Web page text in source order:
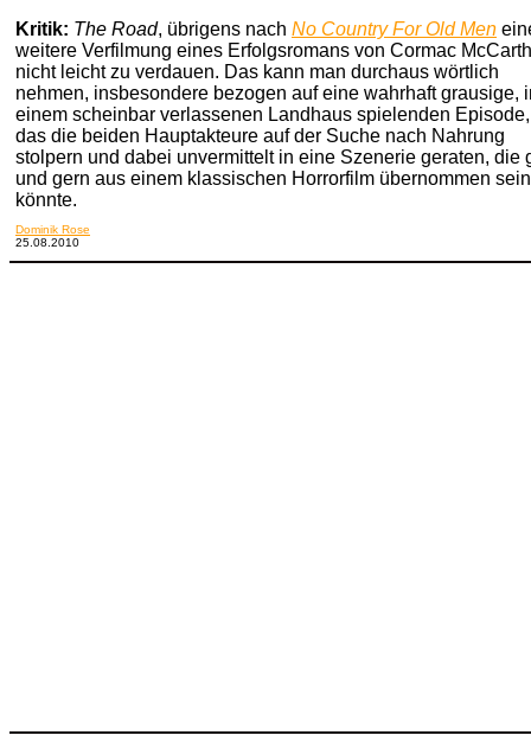
Kritik: The Road, übrigens nach No Country For Old Men
weitere Verfilmung eines Erfolgsromans von Cormac
nicht leicht zu verdauen. Das kann man durchaus wörtlich
nehmen, insbesondere bezogen auf eine wahrhaft grausige,
einem scheinbar verlassenen Landhaus spielenden
das die beiden Hauptakteure auf der Suche nach Nahrung
stolpern und dabei unvermittelt in eine Szenerie geraten, die
und gern aus einem klassischen Horrorfilm übernommen sein
könnte.
Dominik Rose
25.08.2010